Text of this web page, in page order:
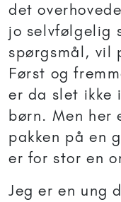
det
jo selvfølgelig
spørgsmål, vil
Først og
er da slet ikke
børn. Men her
pakken på en
er for stor en
Jeg er en ung